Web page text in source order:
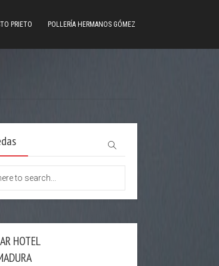
PRIETO POLLERÍA HERMANOS GÓMEZ
HOTEL